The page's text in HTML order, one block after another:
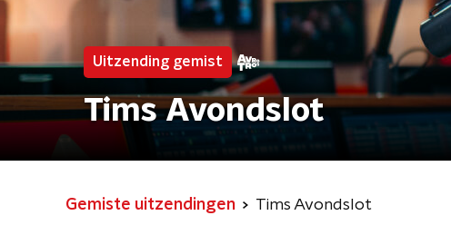
Uitzending gemist
Tims Avondslot
Gemiste uitzendingen Tims Avondslot